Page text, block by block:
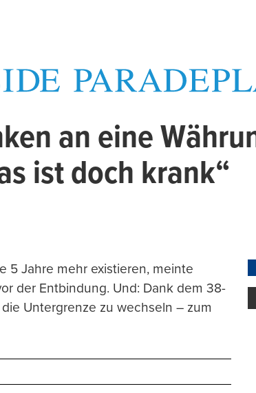
an eine
ist doch krank“
5 Jahre mehr existieren, meinte
der Entbindung. Und: Dank dem 38-
Untergrenze zu wechseln – zum